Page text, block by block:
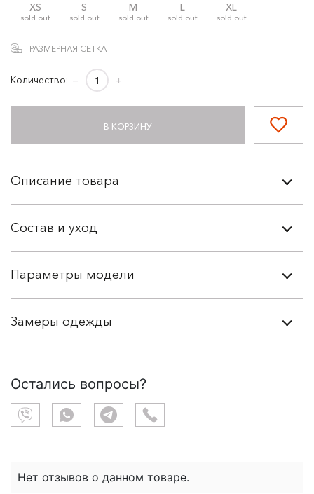
XS
sold out
S
sold out
M
sold out
L
sold out
XL
sold out
РАЗМЕРНАЯ СЕТКА
Количество: − +
В КОРЗИНУ
Описание товара
Состав и уход
Параметры модели
Замеры одежды
Остались вопросы?
Нет отзывов о данном товаре.